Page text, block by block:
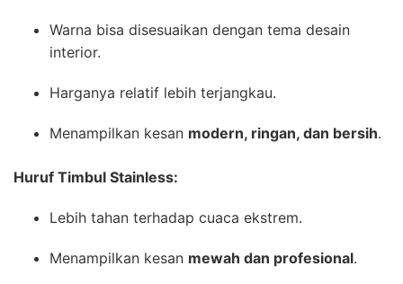
Warna bisa disesuaikan dengan tema desain
interior.
Harganya relatif lebih terjangkau.
Menampilkan kesan modern, ringan, dan bersih.
Huruf Timbul Stainless:
Lebih tahan terhadap cuaca ekstrem.
Menampilkan kesan mewah dan profesional.